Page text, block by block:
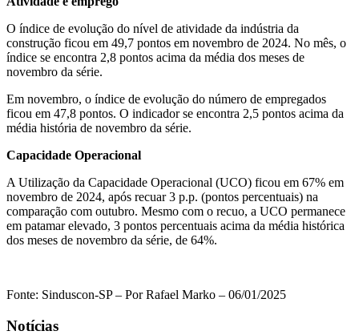
O índice de evolução do nível de atividade da indústria da
construção ficou em 49,7 pontos em novembro de 2024. No mês, o
índice se encontra 2,8 pontos acima da média dos meses de
novembro da série.
Em novembro, o índice de evolução do número de empregados
ficou em 47,8 pontos. O indicador se encontra 2,5 pontos acima da
média história de novembro da série.
Capacidade Operacional
A Utilização da Capacidade Operacional (UCO) ficou em 67% em
novembro de 2024, após recuar 3 p.p. (pontos percentuais) na
comparação com outubro. Mesmo com o recuo, a UCO permanece
em patamar elevado, 3 pontos percentuais acima da média histórica
dos meses de novembro da série, de 64%.
Fonte: Sinduscon-SP – Por Rafael Marko – 06/01/2025
Notícias